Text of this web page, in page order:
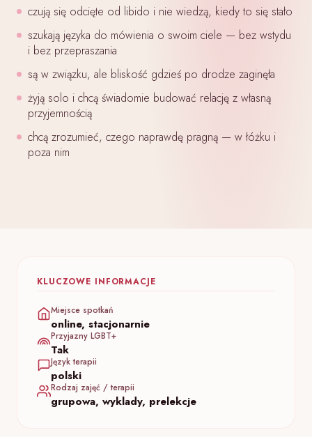
czują się odcięte od libido i nie wiedzą, kiedy to się stało
szukają języka do mówienia o swoim ciele — bez wstydu
i bez przepraszania
są w związku, ale bliskość gdzieś po drodze zaginęła
żyją solo i chcą świadomie budować relację z własną
przyjemnością
chcą zrozumieć, czego naprawdę pragną — w łóżku i
poza nim
KLUCZOWE INFORMACJE
Miejsce spotkań
online, stacjonarnie
Przyjazny LGBT+
Tak
Język terapii
polski
Rodzaj zajęć / terapii
grupowa, wyklady, prelekcje